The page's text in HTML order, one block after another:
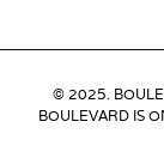
© 2025.
BOULEVARD IS